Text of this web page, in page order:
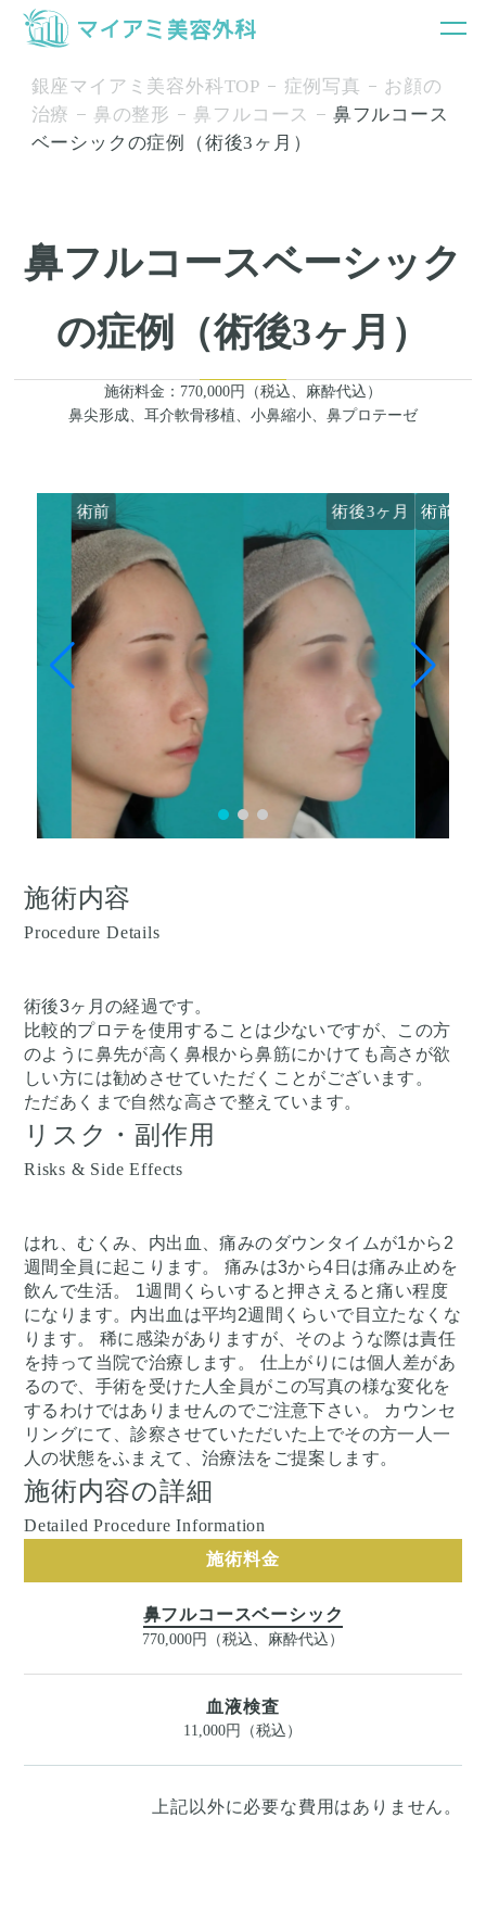
銀座マイアミ美容外科TOP 症例写真
お顔の
治療
鼻の整形 鼻フルコース
鼻フルコース
ベーシックの症例（術後3ヶ月）
鼻フルコースベーシック
の症例（術後3ヶ月）
施術料金：770,000円（税込、麻酔代込）
鼻尖形成、耳介軟骨移植、小鼻縮小、鼻プロテーゼ
術前 術後3ヶ月 術前
施術内容
Procedure Details
術後3ヶ月の経過です。
比較的プロテを使用することは少ないですが、この方
のように鼻先が高く鼻根から鼻筋にかけても高さが欲
しい方には勧めさせていただくことがございます。
ただあくまで自然な高さで整えています。
リスク・副作用
Risks & Side Effects
はれ、むくみ、内出血、痛みのダウンタイムが1から2
週間全員に起こります。 痛みは3から4日は痛み止めを
飲んで生活。 1週間くらいすると押さえると痛い程度
になります。内出血は平均2週間くらいで目立たなくな
ります。 稀に感染がありますが、そのような際は責任
を持って当院で治療します。 仕上がりには個人差があ
るので、手術を受けた人全員がこの写真の様な変化を
するわけではありませんのでご注意下さい。 カウンセ
リングにて、診察させていただいた上でその方一人一
人の状態をふまえて、治療法をご提案します。
施術内容の詳細
Detailed Procedure Information
施術料金
鼻フルコースベーシック
770,000円（税込、麻酔代込）
血液検査
11,000円（税込）
上記以外に必要な費用はありません。